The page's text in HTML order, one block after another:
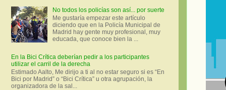
No todos los policías son así... por suerte
Me gustaría empezar este artículo
diciendo que en la Policía Municipal de
Madrid hay gente muy profesional, muy
educada, que conoce bien la ...
En la Bici Crítica deberían pedir a los participantes
utilizar el carril de la derecha
Estimado Aalto, Me dirijo a ti al no estar seguro si es “En
Bici por Madrid” o “Bici Crítica” u otra agrupación, la
organizadora de la sal...